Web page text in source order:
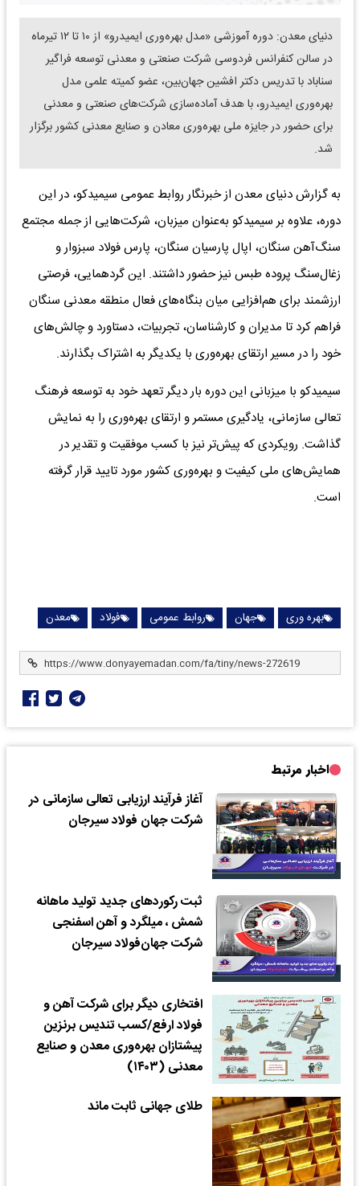
دنیای معدن: دوره آموزشی «مدل بهره‌وری ایمیدرو» از ۱۰ تا ۱۲ تیرماه
در سالن کنفرانس فردوسی شرکت صنعتی و معدنی توسعه فراگیر
سناباد با تدریس دکتر افشین جهان‌بین، عضو کمیته علمی مدل
بهره‌وری ایمیدرو، با هدف آماده‌سازی شرکت‌های صنعتی و معدنی
برای حضور در جایزه ملی بهره‌وری معادن و صنایع معدنی کشور برگزار
شد.
به گزارش دنیای معدن از خبرنگار روابط عمومی سیمیدکو، در این
دوره، علاوه بر سیمیدکو به‌عنوان میزبان، شرکت‌هایی از جمله مجتمع
سنگ‌آهن سنگان، اپال پارسیان سنگان، پارس فولاد سبزوار و
زغال‌سنگ پروده طبس نیز حضور داشتند. این گردهمایی، فرصتی
ارزشمند برای هم‌افزایی میان بنگاه‌های فعال منطقه معدنی سنگان
فراهم کرد تا مدیران و کارشناسان، تجربیات، دستاورد و چالش‌های
خود را در مسیر ارتقای بهره‌وری با یکدیگر به اشتراک بگذارند.
سیمیدکو با میزبانی این دوره بار دیگر تعهد خود به توسعه فرهنگ
تعالی سازمانی، یادگیری مستمر و ارتقای بهره‌وری را به نمایش
گذاشت. رویکردی که پیش‌تر نیز با کسب موفقیت و تقدیر در
همایش‌های ملی کیفیت و بهره‌وری کشور مورد تایید قرار گرفته
است.
بهره وری جهان روابط عمومی فولاد معدن
اخبار مرتبط
آغاز فرآیند ارزیابی تعالی سازمانی در
شرکت جهان فولاد سیرجان
ثبت رکوردهای جدید تولید ماهانه
شمش ، میلگرد و آهن اسفنجی
شرکت جهان‌فولاد سیرجان
افتخاری دیگر برای شرکت آهن و
فولاد ارفع/کسب تندیس برنزین
پیشتازان بهره‌وری معدن و صنایع
معدنی (۱۴۰۳)
طلای جهانی ثابت ماند